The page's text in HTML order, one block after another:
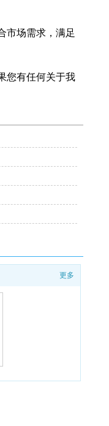
市场需求，满足
您有任何关于我
更多